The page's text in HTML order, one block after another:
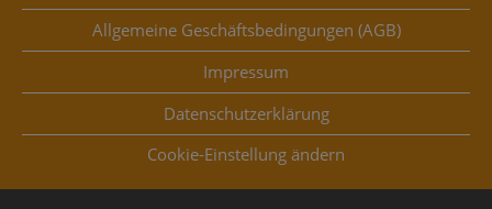
Allgemeine Geschäftsbedingungen (AGB)
Impressum
Datenschutzerklärung
Coo­kie-Ein­stel­lung ändern